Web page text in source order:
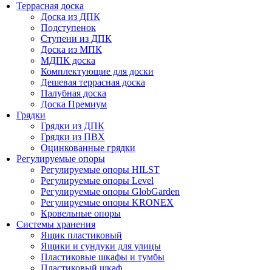
Террасная доска
Доска из ДПК
Подступенок
Ступени из ДПК
Доска из МПК
МДПК доска
Комплектующие для доски
Дешевая террасная доска
Палубная доска
Доска Премиум
Грядки
Грядки из ДПК
Грядки из ПВХ
Оцинкованные грядки
Регулируемые опоры
Регулируемые опоры HILST
Регулируемые опоры Level
Регулируемые опоры GlobGarden
Регулируемые опоры KRONEX
Кровельные опоры
Системы хранения
Ящик пластиковый
Ящики и сундуки для улицы
Пластиковые шкафы и тумбы
Пластиковый шкаф